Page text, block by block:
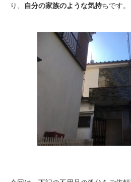
り、
自分の家族のような気持ちです。